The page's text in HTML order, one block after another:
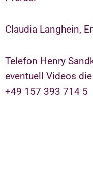
Claudia Langhein,
Telefon Henry
eventuell Videos
+49 157 393 714 5